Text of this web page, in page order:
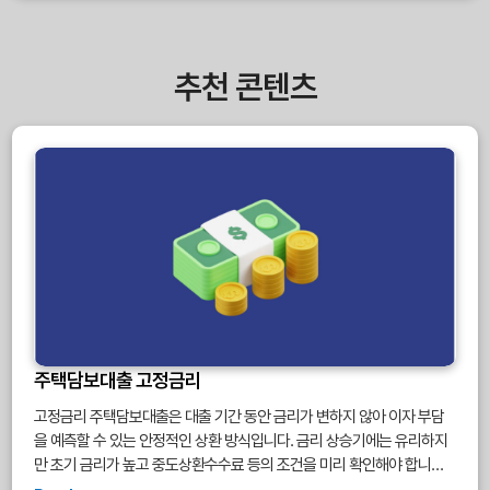
추천 콘텐츠
주택담보대출 고정금리
고정금리 주택담보대출은 대출 기간 동안 금리가 변하지 않아 이자 부담
을 예측할 수 있는 안정적인 상환 방식입니다. 금리 상승기에는 유리하지
만 초기 금리가 높고 중도상환수수료 등의 조건을 미리 확인해야 합니다.